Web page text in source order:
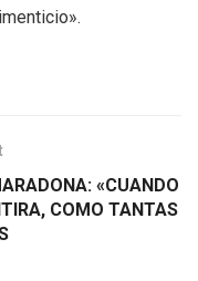
«CUANDO
COMO TANTAS